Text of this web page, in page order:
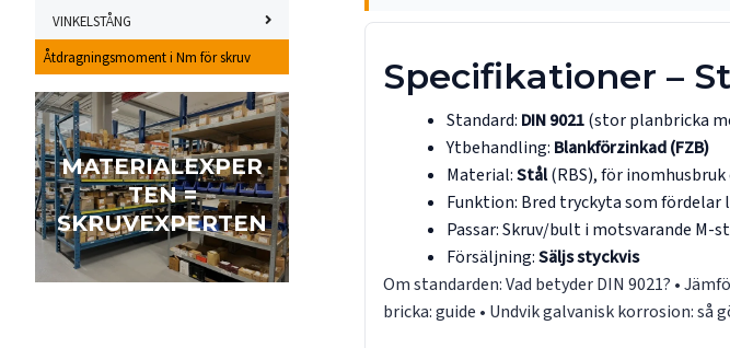
VINKELSTÅNG
Åtdragningsmoment i Nm för skruv
MATERIALEXPER
TEN =
SKRUVEXPERTEN
Specifikationer –
Standard: DIN 9021(stor planbricka
Ytbehandling: Blankförzinkad (FZB)
Material:Stål(RBS), för
Funktion: Bred tryckyta som fördelar
Passar: Skruv/bult i motsvarande M-
Försäljning:Säljs styckvis
Om standarden:Vad betyder DIN 9021? •
bricka:guide • Undvik galvanisk korrosion:så